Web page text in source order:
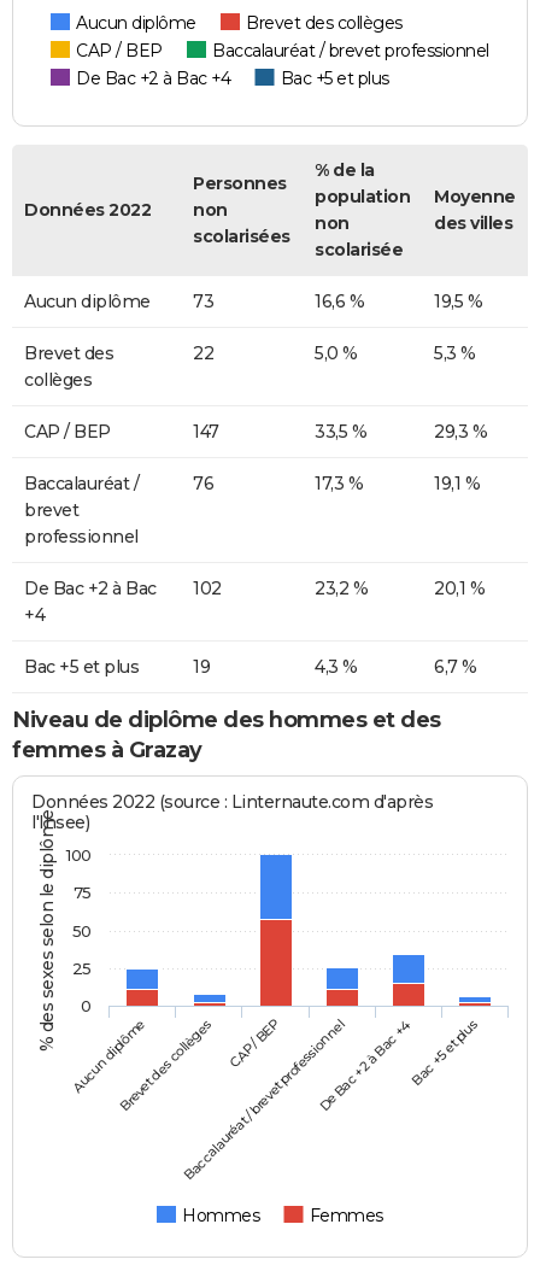
Aucun diplôme
Brevet des collèges
CAP / BEP
Baccalauréat / brevet professionnel
De Bac +2 à Bac +4
Bac +5 et plus
Données 2022
Personnes
non
scolarisées
% de la
population
non
scolarisée
Moyenne
des villes
Aucun diplôme 73 16,6 % 19,5 %
Brevet des
collèges
22 5,0 % 5,3 %
CAP / BEP 147 33,5 % 29,3 %
Baccalauréat /
brevet
professionnel
76 17,3 % 19,1 %
De Bac +2 à Bac
+4
102 23,2 % 20,1 %
Bac +5 et plus 19 4,3 % 6,7 %
Niveau de diplôme des hommes et des
femmes à Grazay
% des sexes selon le diplôme
Données 2022 (source : Linternaute.com d'après
l'Insee)
Hommes Femmes
Aucun diplômeBrevet des collèges CAP / BEP
Baccalauréat / brevet professionnelDe Bac +2 à Bac +4Bac +5 et plus
0
25
50
75
100